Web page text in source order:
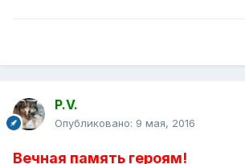
P.V.
Опубликовано: 9 мая, 2016
Вечная память героям!